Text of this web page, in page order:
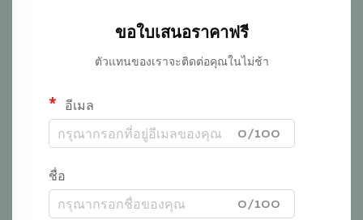
ขอใบเสนอราคาฟรี
ตัวแทนของเราจะติดต่อคุณในไม่ช้า
อีเมล
0/100
ชื่อ
0/100